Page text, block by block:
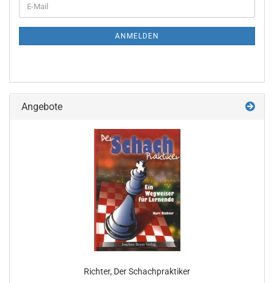
ZUR
E-
Mail
ANMELDEN
Angebote
Richter, Der Schachpraktiker